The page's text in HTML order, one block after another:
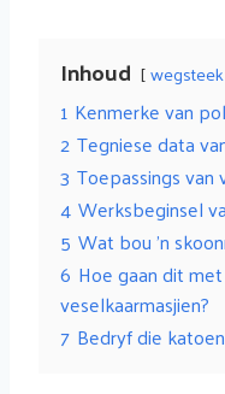
Inhoud wegsteek
1 Kenmerke van
2 Tegniese data
3 Toepassings van
4 Werksbeginsel
5 Wat bou 'n
6 Hoe gaan dit
veselkaarmasjien?
7 Bedryf die